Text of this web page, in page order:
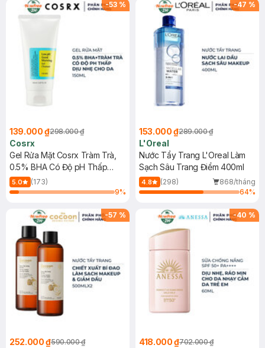
-53 %
139.000 ₫298.000 ₫
Cosrx
Gel Rửa Mặt Cosrx Tràm Trà,
0.5% BHA Có Độ pH Thấp
150ml
5.0
(173)
9%
-47 %
153.000 ₫289.000 ₫
L'Oreal
Nước Tẩy Trang L'Oreal Làm
Sạch Sâu Trang Điểm 400ml
4.8 (298)
868/tháng
64%
-57 %
252.000 ₫590.000 ₫
-40 %
418.000 ₫702.000 ₫